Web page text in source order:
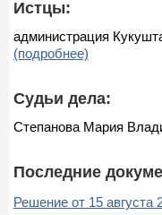
Истцы:
администрация
(подробнее)
Судьи дела:
Степанова Мария
Последние
Решение от 15 августа